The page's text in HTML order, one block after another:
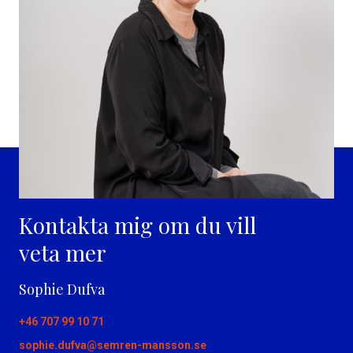
Kontakta mig om du vill
veta mer
Sophie Dufva
+46 707 99 10 71
sophie.dufva@semren-mansson.se